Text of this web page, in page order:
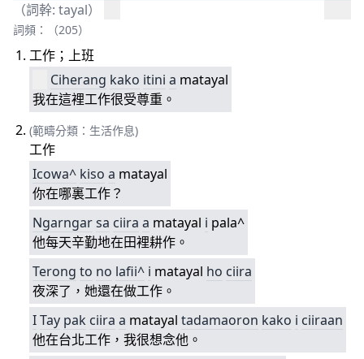
（詞幹: tayal）
詞頻：（205）
工作；上班
Ciherang kako itini a matayal
我在這裡工作很受尊重。
(範疇分類：生活作息)
工作
Icowa^ kiso a matayal
你在哪裏工作？
Ngarngarsa ciira a matayal i pala^
他每天辛勤地在田裡耕作。
Terong to no lafii^ i matayal ho ciira
夜深了，她還在做工作。
ITay pak ciira a matayal tadamaoron kako i ciiraan
他在台北工作，我很想念他。